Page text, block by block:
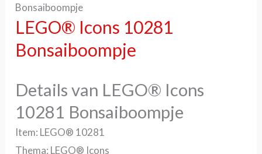
Bonsaiboompje
LEGO® Icons 10281
Bonsaiboompje
Details van LEGO® Icons
10281 Bonsaiboompje
Item: LEGO® 10281
Thema: LEGO® Icons